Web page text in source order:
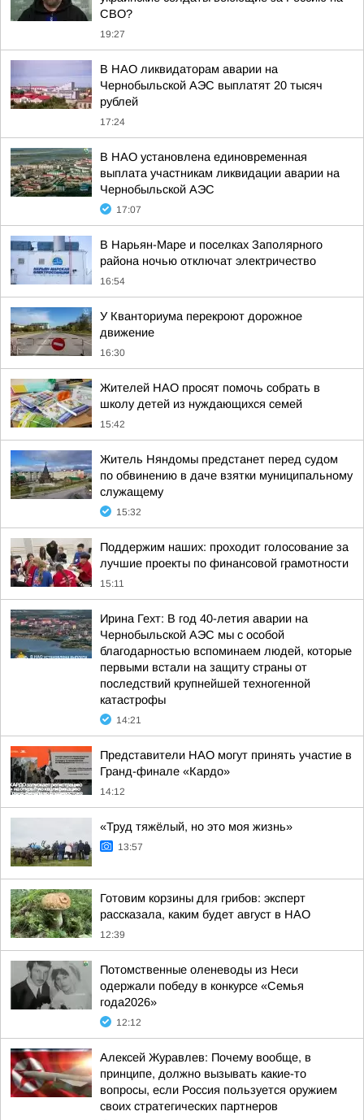
СВО?
19:27
В НАО ликвидаторам аварии на
Чернобыльской АЭС выплатят 20 тысяч
рублей
17:24
В НАО установлена единовременная
выплата участникам ликвидации аварии на
Чернобыльской АЭС
17:07
В Нарьян-Маре и поселках Заполярного
района ночью отключат электричество
16:54
У Кванториума перекроют дорожное
движение
16:30
Жителей НАО просят помочь собрать в
школу детей из нуждающихся семей
15:42
Житель Няндомы предстанет перед судом
по обвинению в даче взятки муниципальному
служащему
15:32
Поддержим наших: проходит голосование за
лучшие проекты по финансовой грамотности
15:11
Ирина Гехт: В год 40-летия аварии на
Чернобыльской АЭС мы с особой
благодарностью вспоминаем людей, которые
первыми встали на защиту страны от
последствий крупнейшей техногенной
катастрофы
14:21
Представители НАО могут принять участие в
Гранд-финале «Кардо»
14:12
«Труд тяжёлый, но это моя жизнь»
13:57
Готовим корзины для грибов: эксперт
рассказала, каким будет август в НАО
12:39
Потомственные оленеводы из Неси
одержали победу в конкурсе «Семья
года2026»
12:12
Алексей Журавлев: Почему вообще, в
принципе, должно вызывать какие-то
вопросы, если Россия пользуется оружием
своих стратегических партнеров